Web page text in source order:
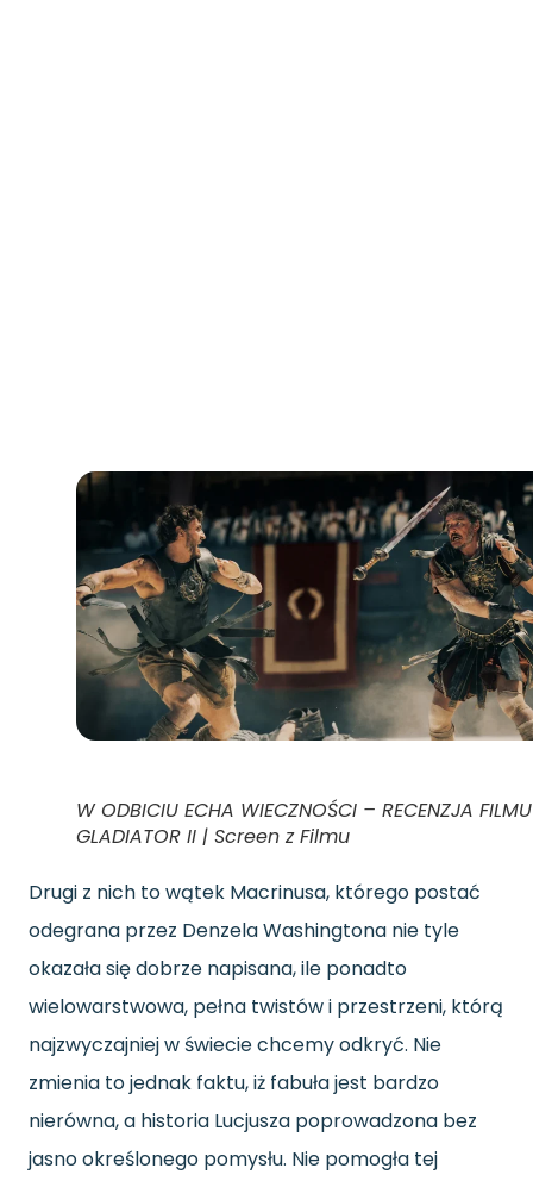
W ODBICIU ECHA WIECZNOŚCI – RECENZJA FILMU
GLADIATOR II | Screen z Filmu
Drugi z nich to wątek Macrinusa, którego postać
odegrana przez Denzela Washingtona nie tyle
okazała się dobrze napisana, ile ponadto
wielowarstwowa, pełna twistów i przestrzeni, którą
najzwyczajniej w świecie chcemy odkryć. Nie
zmienia to jednak faktu, iż fabuła jest bardzo
nierówna, a historia Lucjusza poprowadzona bez
jasno określonego pomysłu. Nie pomogła tej